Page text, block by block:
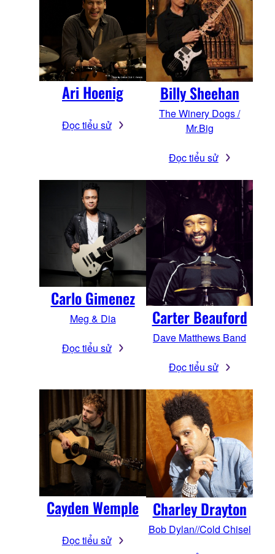
Ari Hoenig
Đọc tiểu sử
Billy Sheehan
The Winery Dogs /
Mr.Big
Đọc tiểu sử
Carlo Gimenez
Meg & Dia
Đọc tiểu sử
Carter Beauford
Dave Matthews Band
Đọc tiểu sử
Cayden Wemple
Đọc tiểu sử
Charley Drayton
Bob Dylan//Cold Chisel